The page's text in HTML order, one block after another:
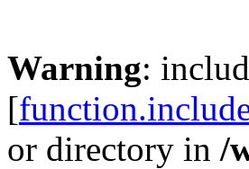
Warning:
[
or directory in /